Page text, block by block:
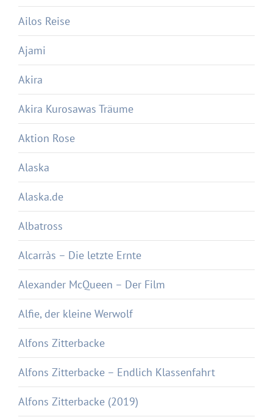
Ailos Reise
Ajami
Akira
Akira Kurosawas Träume
Aktion Rose
Alaska
Alaska.de
Albatross
Alcarràs – Die letzte Ernte
Alexander McQueen – Der Film
Alfie, der kleine Werwolf
Alfons Zitterbacke
Alfons Zitterbacke – Endlich Klassenfahrt
Alfons Zitterbacke (2019)